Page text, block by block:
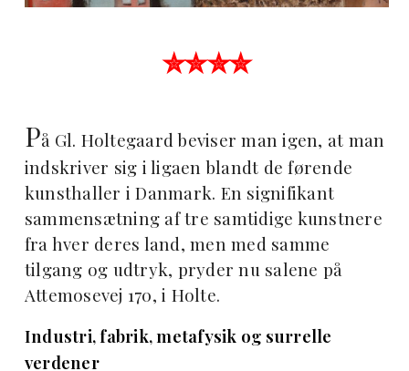
✮✮✮✮
På Gl. Holtegaard beviser man igen, at man
indskriver sig i ligaen blandt de førende
kunsthaller i Danmark. En signifikant
sammensætning af tre samtidige kunstnere
fra hver deres land, men med samme
tilgang og udtryk, pryder nu salene på
Attemosevej 170, i Holte.
Industri, fabrik, metafysik og surrelle
verdener